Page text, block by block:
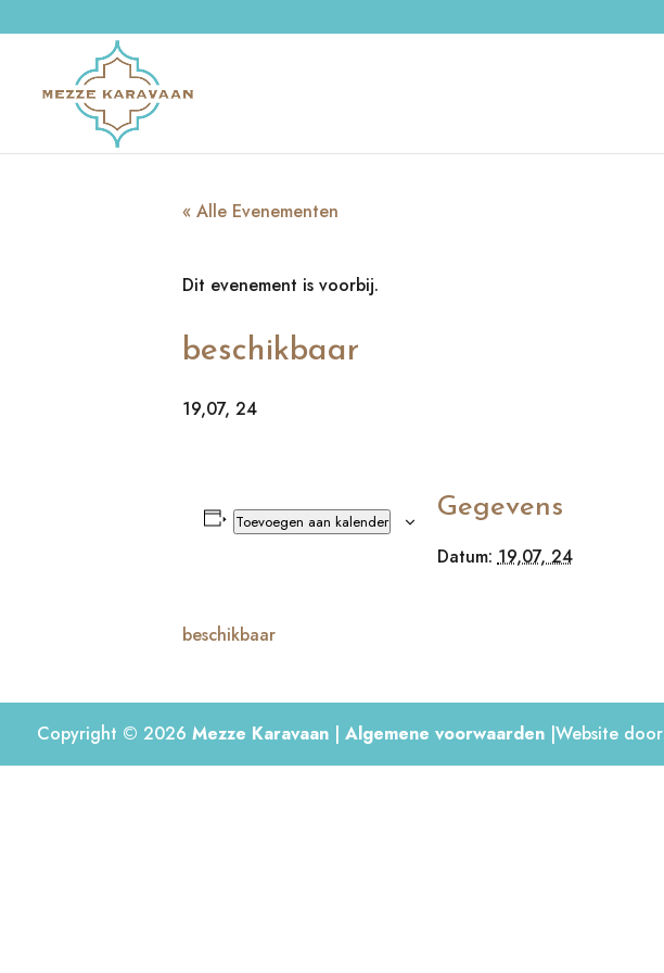
« Alle Evenementen
Dit evenement is voorbij.
beschikbaar
19,07, 24
Toevoegen aan kalender Gegevens
Datum: 19,07, 24
beschikbaar
Copyright © 2026 Mezze Karavaan| Algemene voorwaarden|Website door